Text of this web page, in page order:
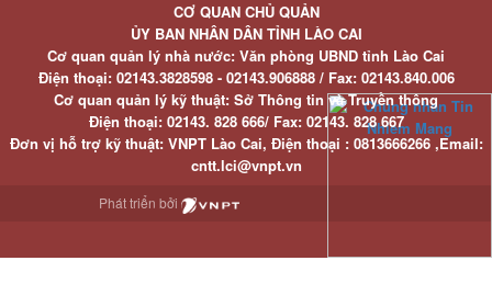
CƠ QUAN CHỦ QUẢN
ỦY BAN NHÂN DÂN TỈNH LÀO CAI
Cơ quan quản lý nhà nước: Văn phòng UBND tỉnh Lào Cai
Điện thoại:02143.3828598 - 02143.906888 / Fax:02143.840.006
Cơ quan quản lý kỹ thuật: Sở Thông tin và Truyền thông
Điện thoại:02143. 828 666/ Fax:02143. 828 667
Đơn vị hỗ trợ kỹ thuật: VNPT Lào Cai, Điện thoại : 0813666266 ,Email:
cntt.lci@vnpt.vn
Phát triển bởi